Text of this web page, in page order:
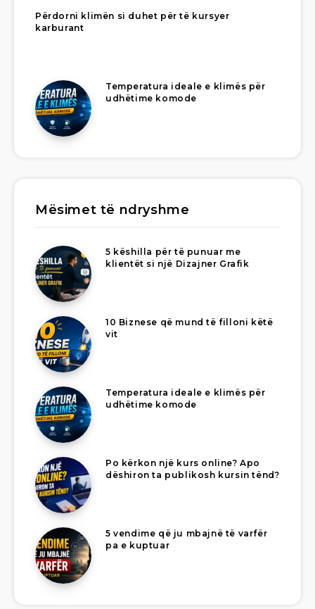
Përdorni klimën si duhet për të kursyer
karburant
Temperatura ideale e klimës për
udhëtime komode
Mësimet të ndryshme
5 këshilla për të punuar me
klientët si një Dizajner Grafik
10 Biznese që mund të filloni këtë
vit
Temperatura ideale e klimës për
udhëtime komode
Po kërkon një kurs online? Apo
dëshiron ta publikosh kursin tënd?
5 vendime që ju mbajnë të varfër
pa e kuptuar